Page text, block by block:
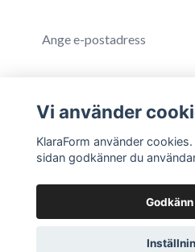
Vi använder
KlaraForm använder
sidan godkänner du